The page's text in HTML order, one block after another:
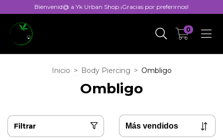
Bienvenid@ a Yk Urban Shop ¡Gracias por preferirnos!
0
Inicio > Body Piercing > Ombligo
Ombligo
Filtrar